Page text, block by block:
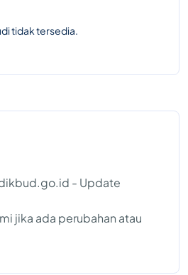
tidak tersedia.
- Update
jika ada perubahan atau